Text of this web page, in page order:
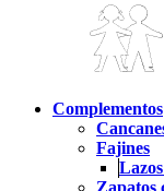
Complementos
Fajines
Zapatos